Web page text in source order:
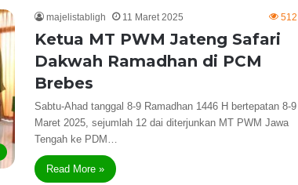
majelistabligh 11 Maret 2025 512
Ketua MT PWM Jateng Safari
Dakwah Ramadhan di PCM
Brebes
Sabtu-Ahad tanggal 8-9 Ramadhan 1446 H bertepatan 8-9
Maret 2025, sejumlah 12 dai diterjunkan MT PWM Jawa
Tengah ke PDM…
Read More »